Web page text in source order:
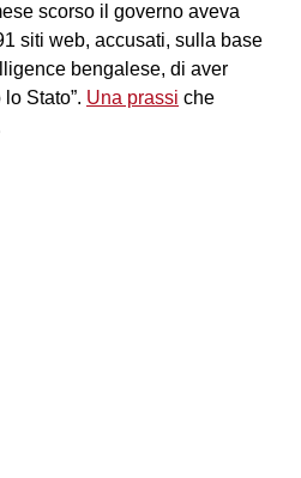
scorso il governo aveva
siti web, accusati, sulla base
bengalese, di aver
Stato”. Una prassi che